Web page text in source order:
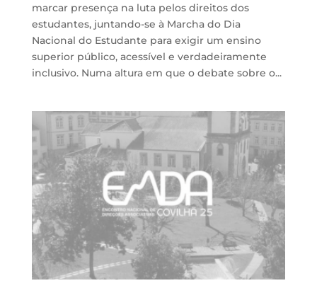
marcar presença na luta pelos direitos dos
estudantes, juntando-se à Marcha do Dia
Nacional do Estudante para exigir um ensino
superior público, acessível e verdadeiramente
inclusivo. Numa altura em que o debate sobre o...